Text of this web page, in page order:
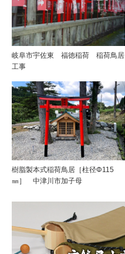
岐阜市宇佐東 福徳稲荷 稲荷鳥居
工事
樹脂製本式稲荷鳥居［柱径Φ115
㎜］ 中津川市加子母